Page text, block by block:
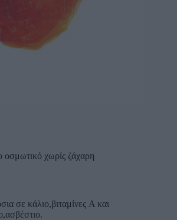
χωρίς ζάχαρη
σε κάλιο,βιταμίνες A και